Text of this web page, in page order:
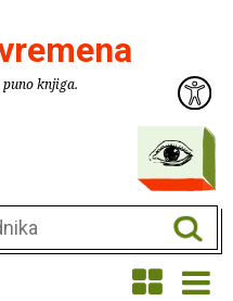
puno knjiga.